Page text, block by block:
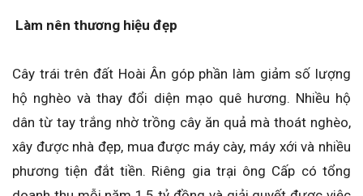
Làm nên thương hiệu đẹp
Cây trái trên đất Hoài Ân góp phần làm giảm số lượng
hộ nghèo và thay đổi diện mạo quê hương. Nhiều hộ
dân từ tay trắng nhờ trồng cây ăn quả mà thoát nghèo,
xây được nhà đẹp, mua được máy cày, máy xới và nhiều
phương tiện đắt tiền. Riêng gia trại ông Cấp có tổng